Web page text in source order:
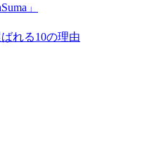
」
れる10の理由